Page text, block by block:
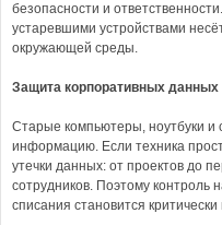
безопасности и
устаревшими устройствами
окружающей среды.
Защита корпоративных данных
Старые компьютеры, ноутбуки и
информацию. Если техника
утечки данных: от проектов до
сотрудников. Поэтому контроль
списания становится